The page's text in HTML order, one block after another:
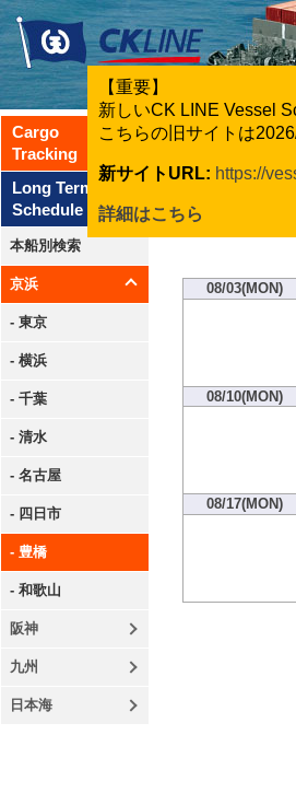
【重要】
新しいCK LINE Vessel
こちらの旧サイトは
新サイトURL: https://
詳細はこちら
Cargo
Tracking
Long Term
Schedule
本船別検索
京浜
- 東京
- 横浜
- 千葉
- 清水
- 名古屋
- 四日市
- 豊橋
- 和歌山
阪神
九州
日本海
08/03(MON)
08/10(MON)
08/17(MON)